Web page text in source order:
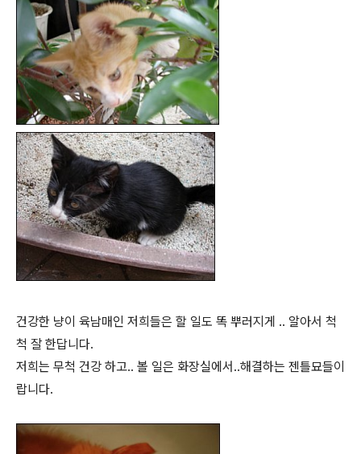
건강한 냥이 육남매인 저희들은 할 일도 똑 뿌러지게 .. 알아서 척
척 잘 한답니다.
저희는 무척 건강 하고.. 볼 일은 화장실에서..해결하는 젠틀묘들이
랍니다.